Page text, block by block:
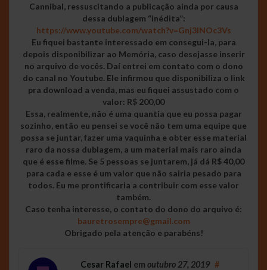
Cannibal, ressuscitando a publicação ainda por causa
dessa dublagem “inédita”:
https://www.youtube.com/watch?v=Gnj3INOc3Vs
Eu fiquei bastante interessado em consegui-la, para
depois disponibilizar ao Memória, caso desejasse inserir
no arquivo de vocês. Daí entrei em contato com o dono
do canal no Youtube. Ele infirmou que disponibiliza o link
pra download a venda, mas eu fiquei assustado com o
valor: R$ 200,00
Essa, realmente, não é uma quantia que eu possa pagar
sozinho, então eu pensei se você não tem uma equipe que
possa se juntar, fazer uma vaquinha e obter esse material
raro da nossa dublagem, a um material mais raro ainda
que é esse filme. Se 5 pessoas se juntarem, já dá R$ 40,00
para cada e esse é um valor que não sairia pesado para
todos. Eu me prontificaria a contribuir com esse valor
também.
Caso tenha interesse, o contato do dono do arquivo é:
bauretrosempre@gmail.com
Obrigado pela atenção e parabéns!
Cesar Rafael em outubro 27, 2019 #